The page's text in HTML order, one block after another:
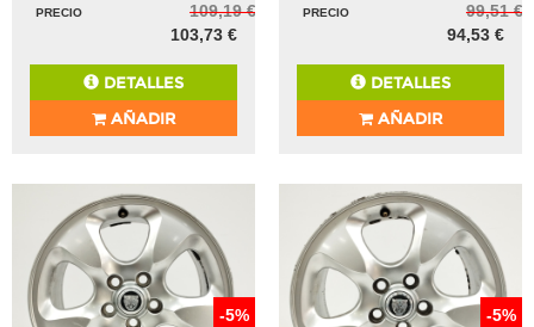
PRECIO
109,19 €
103,73 €
DETALLES
AÑADIR
PRECIO
99,51 €
94,53 €
DETALLES
AÑADIR
-5% -5%